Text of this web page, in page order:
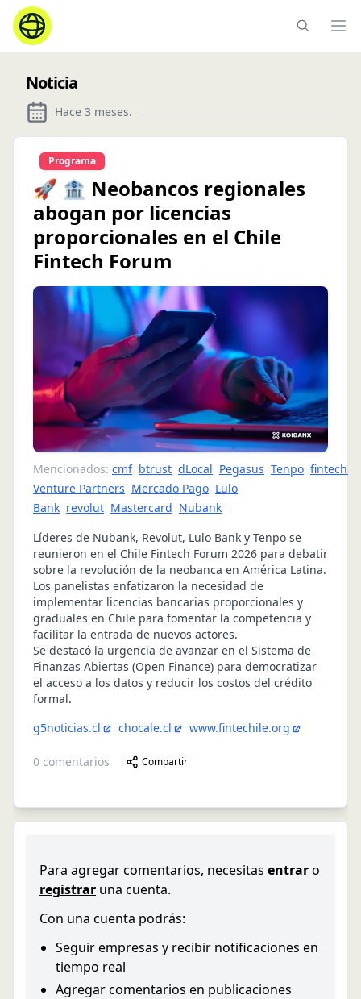
Noticia
Hace 3 meses.
Programa
🚀 🏦 Neobancos regionales
abogan por licencias
proporcionales en el Chile
Fintech Forum
Mencionados: cmf btrust dLocal Pegasus Tenpo fintechile
Venture Partners Mercado Pago Lulo
Bank revolut Mastercard Nubank
Líderes de Nubank, Revolut, Lulo Bank y Tenpo se
reunieron en el Chile Fintech Forum 2026 para debatir
sobre la revolución de la neobanca en América Latina.
Los panelistas enfatizaron la necesidad de
implementar licencias bancarias proporcionales y
graduales en Chile para fomentar la competencia y
facilitar la entrada de nuevos actores.
Se destacó la urgencia de avanzar en el Sistema de
Finanzas Abiertas (Open Finance) para democratizar
el acceso a los datos y reducir los costos del crédito
formal.
g5noticias.cl
chocale.cl www.fintechile.org
0 comentarios Compartir
Para agregar comentarios, necesitas entraro
registrar una cuenta.
Con una cuenta podrás:
Seguir empresas y recibir notificaciones en
tiempo real
Agregar comentarios en publicaciones